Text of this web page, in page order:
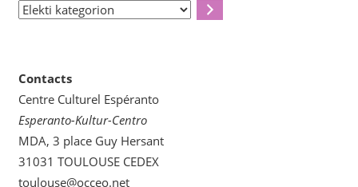
Elekti
Contacts
Centre Culturel Espéranto
Esperanto-Kultur-Centro
MDA, 3 place Guy Hersant
31031 TOULOUSE CEDEX
toulouse@occeo.net